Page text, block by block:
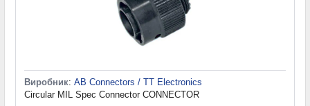
Виробник: AB Connectors / TT Electronics
Circular MIL Spec Connector CONNECTOR